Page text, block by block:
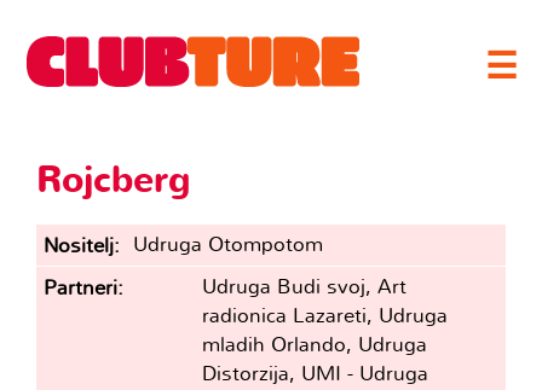
☰
Rojcberg
Nositelj
Udruga Otompotom
Partneri
Udruga Budi svoj, Art
radionica Lazareti, Udruga
mladih Orlando, Udruga
Distorzija, UMI - Udruga